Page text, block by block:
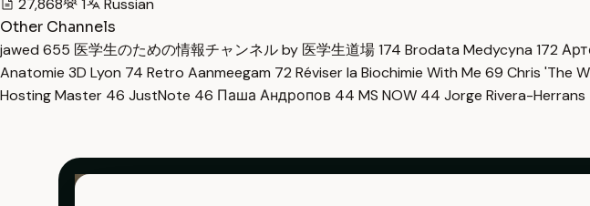
27,868
1
Russian
Other Channels
jawed 655 医学生のための情報チャンネル by 医学生道場174 Brodata Medycyna 172
Anatomie 3D Lyon 74 Retro Aanmeegam 72 Réviser la Biochimie With Me 69 Chris 'The
Hosting Master 46 JustNote 46 Паша Андропов 44 MS NOW 44 Jorge Rivera-